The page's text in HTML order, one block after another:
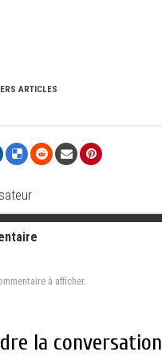
ARTICLES
à afficher.
la conversation